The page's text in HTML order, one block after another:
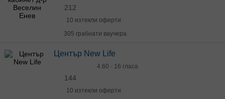
212
10 изтекли оферти
305 грабнати ваучера
Център New Life
4.60 · 16 гласа
144
10 изтекли оферти